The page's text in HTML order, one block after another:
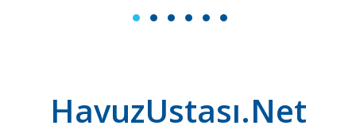
1 2 3 4 5 6
HavuzUstası.Net